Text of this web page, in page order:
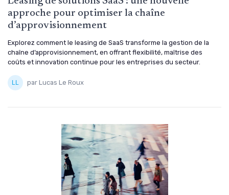
approche pour optimiser la chaîne
d’approvisionnement
Explorez comment le leasing de SaaS transforme la gestion de la
chaîne d’approvisionnement, en offrant flexibilité, maîtrise des
coûts et innovation continue pour les entreprises du secteur.
par Lucas Le Roux